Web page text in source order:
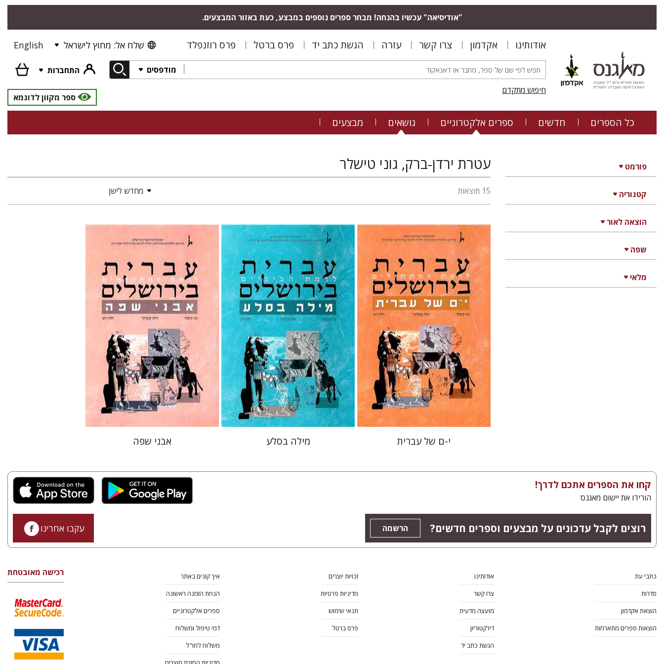
"אודיסיאה" עכשיו בהנחה! מבחר ספרים נוספים במבצע, כעת באזור המבצעים.
אודותינו אקדמון צרו קשר עזרה הגשת כתב יד פרס ברטל פרס רוזנפלד שלח אל: מחוץ לישראל English
מודפסים
התחברות
חיפוש מתקדם
ספר מקוון לדוגמא
כל הספרים חדשים ספרים אלקטרוניים נושאים מבצעים
פורמט
קטגוריה
הוצאה לאור
שפה
מלאי
עטרת ירדן-ברק, גוני טישלר
15 תוצאות מחדש לישן
גוני טישלר הילה קובלינר
דליה
רוט-גביזון
הנחת אתר ספר מודפס
$35
$32
י-ם של עברית
גוני טישלר הילה קובלינר
דליה
רוט-גביזון
מילה בסלע
גוני טישלר
רוט-גביזון
הנחת אתר ספר מודפס
$35
$32
אבני שפה
קחו את הספרים אתכם לדרך!
הורידו את יישום מאגנס
רוצים לקבל עדכונים על מבצעים וספרים חדשים? הרשמה עקבו אחרינו
כתבי עת
סדרות
הוצאת אקדמון
הוצאות ספרים מתארחות
אודותינו
צרו קשר
מועצה מדעית
דירקטוריון
הגשת כתב יד
זכויות יוצרים
מדיניות פרטיות
תנאי שימוש
פרס ברטל
איך קונים באתר
הנחת הזמנה ראשונה
ספרים אלקטרוניים
דמי טיפול ומשלוח
משלוח לחו"ל
רכישה מאובטחת